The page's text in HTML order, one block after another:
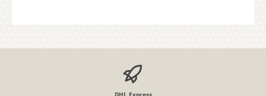
DHL Express